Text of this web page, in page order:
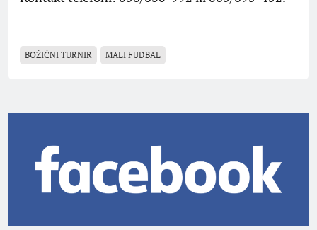
BOŽIĆNI TURNIR MALI FUDBAL